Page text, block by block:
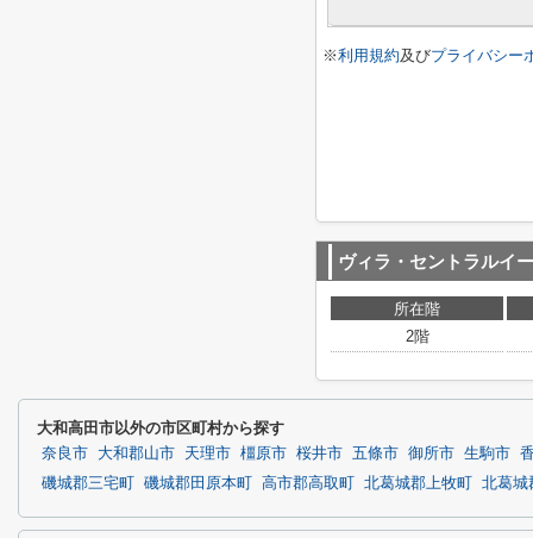
※利用規約及びプライバシー
ヴィラ・セントラルイ
所在階
2階
大和高田市以外の市区町村から探す
奈良市 大和郡山市 天理市 橿原市 桜井市 五條市 御所市 生駒市
磯城郡三宅町
磯城郡田原本町 高市郡高取町 北葛城郡上牧町 北葛城